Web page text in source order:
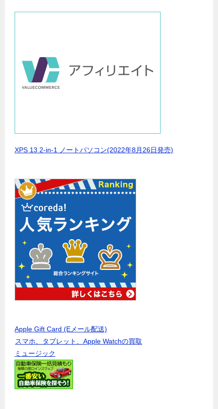
XPS 13 2-in-1 ノートパソコン(2022年8月26日発売)
Apple Gift Card (Eメール配送)
スマホ、タブレット、Apple Watchの買取
ミュージック